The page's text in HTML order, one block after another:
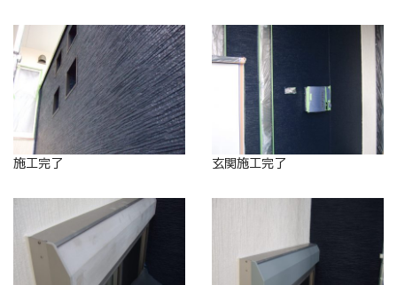
施工完了 玄関施工完了